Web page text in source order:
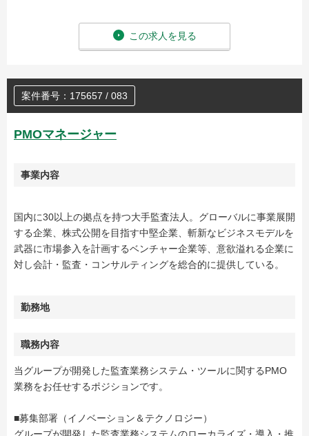
この求人を見る
案件番号：175657 / 083
PMOマネージャー
事業内容
国内に30以上の拠点を持つ大手監査法人。グローバルに事業展開
する企業、株式公開を目指す中堅企業、斬新なビジネスモデルを
武器に市場参入を計画するベンチャー企業等、意欲溢れる企業に
対し会計・監査・コンサルティングを総合的に提供している。
勤務地
職務内容
当グループが開発した監査業務システム・ツールに関するPMO
業務をお任せするポジションです。
■募集部署（イノベーション＆テクノロジー）